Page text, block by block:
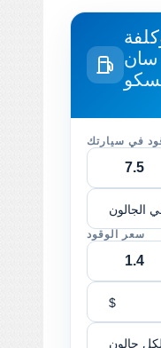
سان
في سيارتك
سعر الوقود
$
لكل جالون